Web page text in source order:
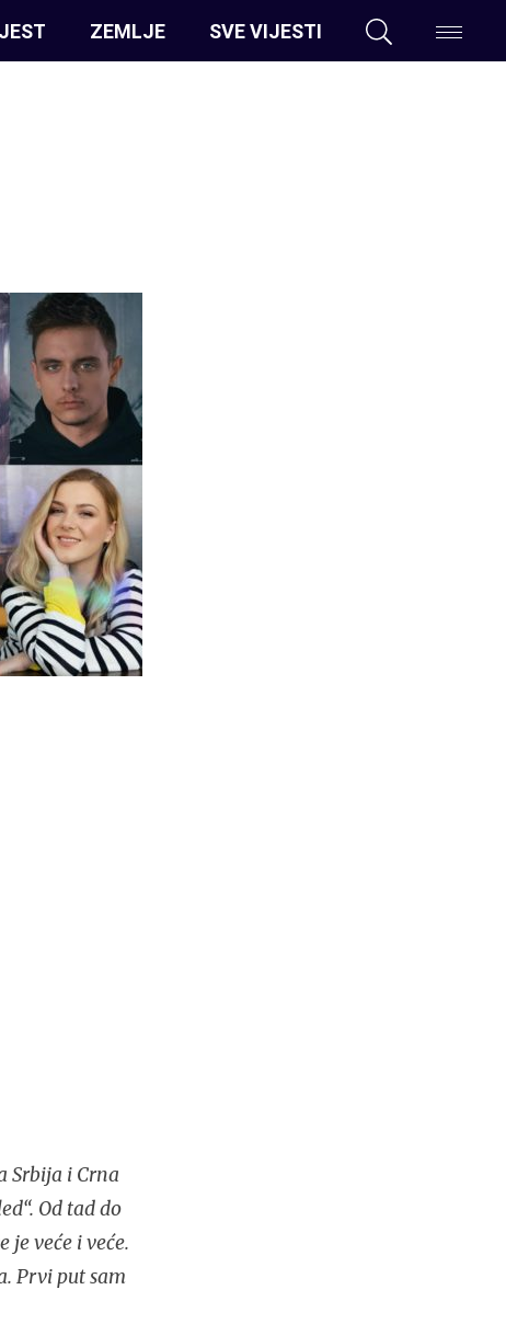
ZEMLJE SVE VIJESTI
Srbija i Crna
Od tad do
veće i veće.
Prvi put sam